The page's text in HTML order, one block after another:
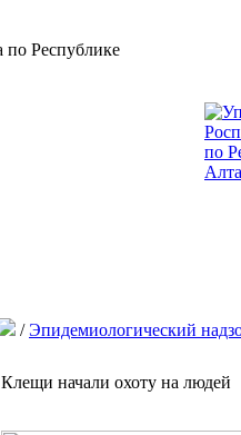
/Эпидемиологический
Клещи начали охоту на людей